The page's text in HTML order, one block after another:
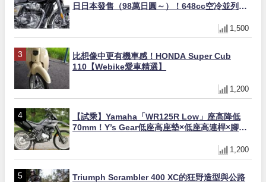
日日本發售（98萬日圓～）！648cc空冷並列雙
1,500
比想像中更有機車感！HONDA Super Cub
110【Webike愛車精選】
1,200
【試乘】Yamaha「WR125R Low」座高降低
70mm！Y’s Gear低座高座墊×低座高連桿×腳踏
1,200
Triumph Scrambler 400 XC的狂野造型與公路